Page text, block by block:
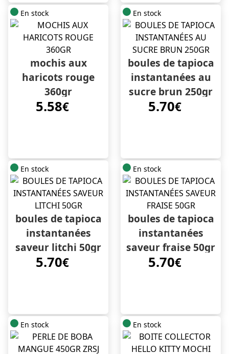
En stock
mochis aux
haricots rouge
360gr
5.58€
En stock
boules de tapioca
instantanées au
sucre brun 250gr
5.70€
En stock
boules de tapioca
instantanées
saveur litchi 50gr
5.70€
En stock
boules de tapioca
instantanées
saveur fraise 50gr
5.70€
En stock En stock